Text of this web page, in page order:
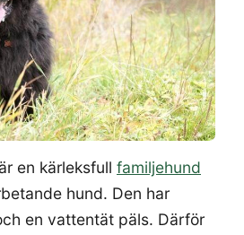
är en kärleksfull familjehund
hund. Den har
en vattentät päls. Därför